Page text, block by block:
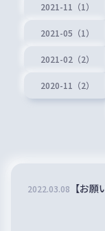
2021-11（1）
2021-05（1）
2021-02（2）
2020-11（2）
2022.03.08 【お